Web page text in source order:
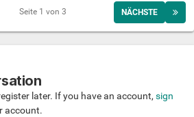
NÄCHSTE
Seite 1 von 3
later. If you have an account, sign
account.